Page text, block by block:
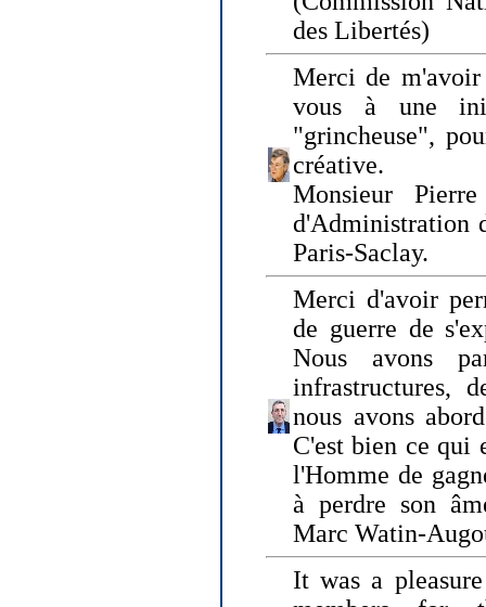
des Libertés)
Merci de
vous à une
"grincheuse",
créative.
Monsieur
d'Administration
Paris-Saclay.
Merci d'avoir
de guerre de
Nous avons
infrastructures,
nous avons
C'est bien ce qui
l'Homme de
à perdre son
Marc Watin-
It was a